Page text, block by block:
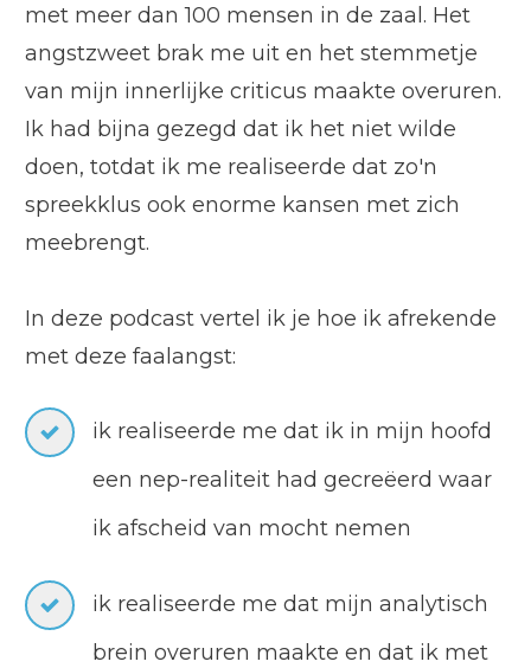
met meer dan 100 mensen in de zaal. Het
angstzweet brak me uit en het stemmetje
van mijn innerlijke criticus maakte overuren.
Ik had bijna gezegd dat ik het niet wilde
doen, totdat ik me realiseerde dat zo'n
spreekklus ook enorme kansen met zich
meebrengt.
In deze podcast vertel ik je hoe ik afrekende
met deze faalangst:
ik realiseerde me dat ik in mijn hoofd
een nep-realiteit had gecreëerd waar
ik afscheid van mocht nemen
ik realiseerde me dat mijn analytisch
brein overuren maakte en dat ik met